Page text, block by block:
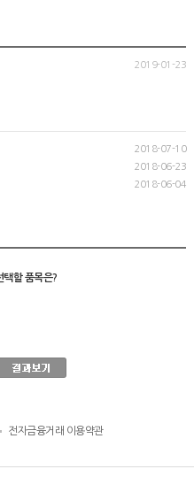
2019-01-23
2018-07-10
2018-06-23
2018-06-04
택할 품목은?
전자금융거래 이용약관